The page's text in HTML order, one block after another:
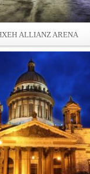
ALLIANZ ARENA